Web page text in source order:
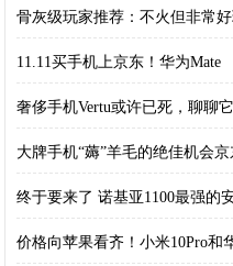
骨灰级玩家推荐：不火但非常
11.11买手机上京东！华为Mate
奢侈手机Vertu或许已死，聊聊
大牌手机“薅”羊毛的绝佳机会京
终于要来了 诺基亚1100最强的
价格向苹果看齐！小米10Pro和